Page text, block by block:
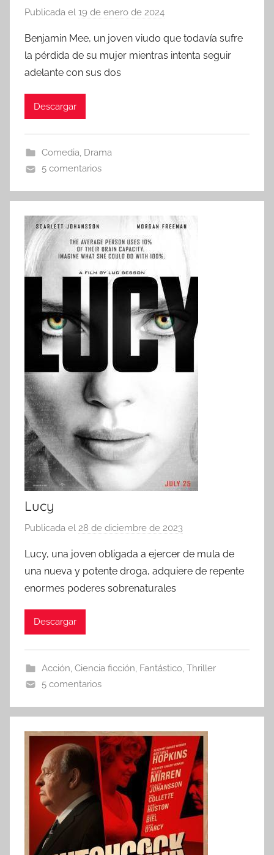
Publicada el 19 de enero de 2024
r
Benjamin Mee, un joven viudo que todavía sufre
la pérdida de su mujer mientras intenta seguir
adelante con sus dos
Descargar
Comedia, Drama
5 comentarios
Lucy
Publicada el 28 de diciembre de 2023
r
Lucy, una joven obligada a ejercer de mula de
una nueva y potente droga, adquiere de repente
enormes poderes sobrenaturales
Descargar
Acción, Ciencia ficción, Fantástico, Thriller
5 comentarios